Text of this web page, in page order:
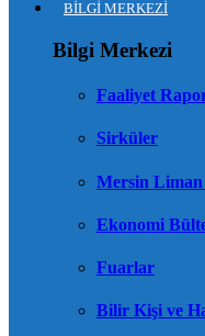
BİLGİ MERKEZİ
Bilgi Merkezi
Faaliyet
Sirküler
Mersin
Ekonomi
Fuarlar
Bilir Kişi ve